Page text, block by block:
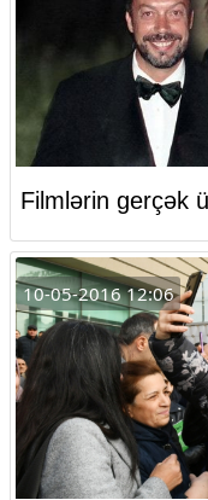
Filmlərin gerçək
10-05-2016 12:06